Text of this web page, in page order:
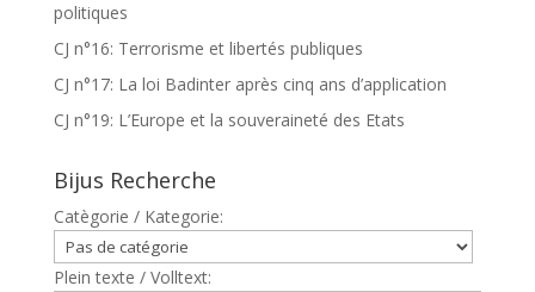
politiques
CJ n°16: Terrorisme et libertés publiques
CJ n°17: La loi Badinter après cinq ans d’application
CJ n°19: L’Europe et la souveraineté des Etats
Bijus Recherche
Catègorie / Kategorie:
Plein texte / Volltext: